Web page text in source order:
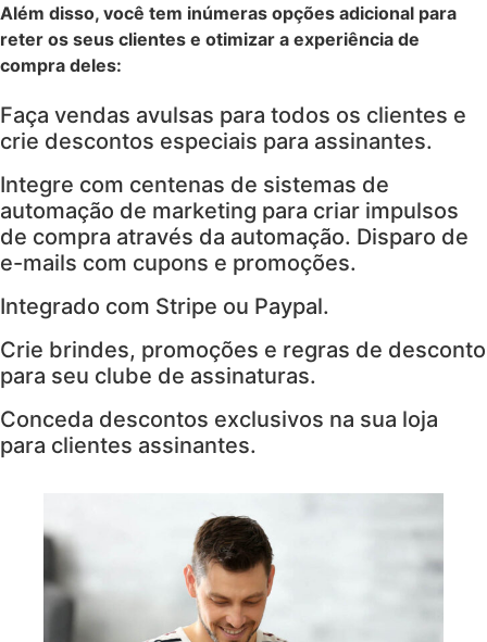
Além disso, você tem inúmeras opções adicional para
reter os seus clientes e otimizar a experiência de
compra deles:
Faça vendas avulsas para todos os clientes e
crie descontos especiais para assinantes.
Integre com centenas de sistemas de
automação de marketing para criar impulsos
de compra através da automação. Disparo de
e-mails com cupons e promoções.
Integrado com Stripe ou Paypal.
Crie brindes, promoções e regras de desconto
para seu clube de assinaturas.
Conceda descontos exclusivos na sua loja
para clientes assinantes.